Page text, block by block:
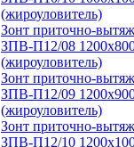
(жироуловитель)
Зонт приточно-
ЗПВ-П12/08
(жироуловитель)
Зонт приточно-
ЗПВ-П12/09
(жироуловитель)
Зонт приточно-
ЗПВ-П12/10